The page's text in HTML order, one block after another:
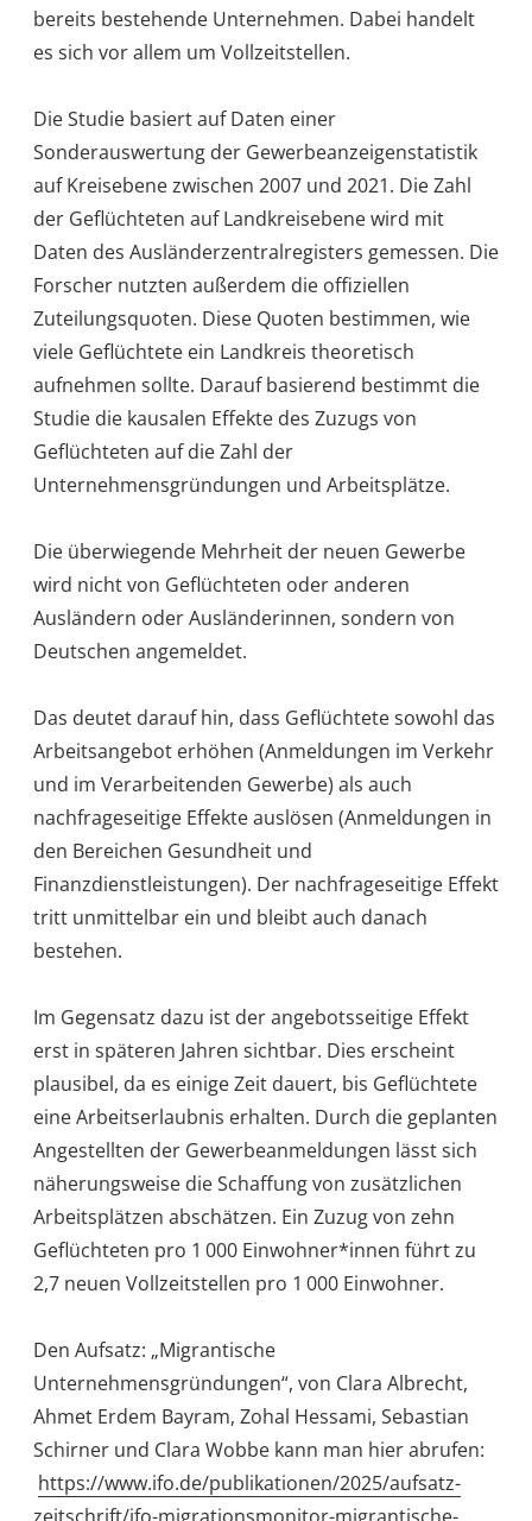
bereits bestehende Unternehmen. Dabei handelt
es sich vor allem um Vollzeitstellen.
Die Studie basiert auf Daten einer
Sonderauswertung der Gewerbeanzeigenstatistik
auf Kreisebene zwischen 2007 und 2021. Die Zahl
der Geflüchteten auf Landkreisebene wird mit
Daten des Ausländerzentralregisters gemessen. Die
Forscher nutzten außerdem die offiziellen
Zuteilungsquoten. Diese Quoten bestimmen, wie
viele Geflüchtete ein Landkreis theoretisch
aufnehmen sollte. Darauf basierend bestimmt die
Studie die kausalen Effekte des Zuzugs von
Geflüchteten auf die Zahl der
Unternehmensgründungen und Arbeitsplätze.
Die überwiegende Mehrheit der neuen Gewerbe
wird nicht von Geflüchteten oder anderen
Ausländern oder Ausländerinnen, sondern von
Deutschen angemeldet.
Das deutet darauf hin, dass Geflüchtete sowohl das
Arbeitsangebot erhöhen (Anmeldungen im Verkehr
und im Verarbeitenden Gewerbe) als auch
nachfrageseitige Effekte auslösen (Anmeldungen in
den Bereichen Gesundheit und
Finanzdienstleistungen). Der nachfrageseitige Effekt
tritt unmittelbar ein und bleibt auch danach
bestehen.
Im Gegensatz dazu ist der angebotsseitige Effekt
erst in späteren Jahren sichtbar. Dies erscheint
plausibel, da es einige Zeit dauert, bis Geflüchtete
eine Arbeitserlaubnis erhalten. Durch die geplanten
Angestellten der Gewerbeanmeldungen lässt sich
näherungsweise die Schaffung von zusätzlichen
Arbeitsplätzen abschätzen. Ein Zuzug von zehn
Geflüchteten pro 1 000 Einwohner*innen führt zu
2,7 neuen Vollzeitstellen pro 1 000 Einwohner.
Den Aufsatz: „Migrantische
Unternehmensgründungen“, von Clara Albrecht,
Ahmet Erdem Bayram, Zohal Hessami, Sebastian
Schirner und Clara Wobbe kann man hier abrufen:
https://www.ifo.de/publikationen/2025/aufsatz-